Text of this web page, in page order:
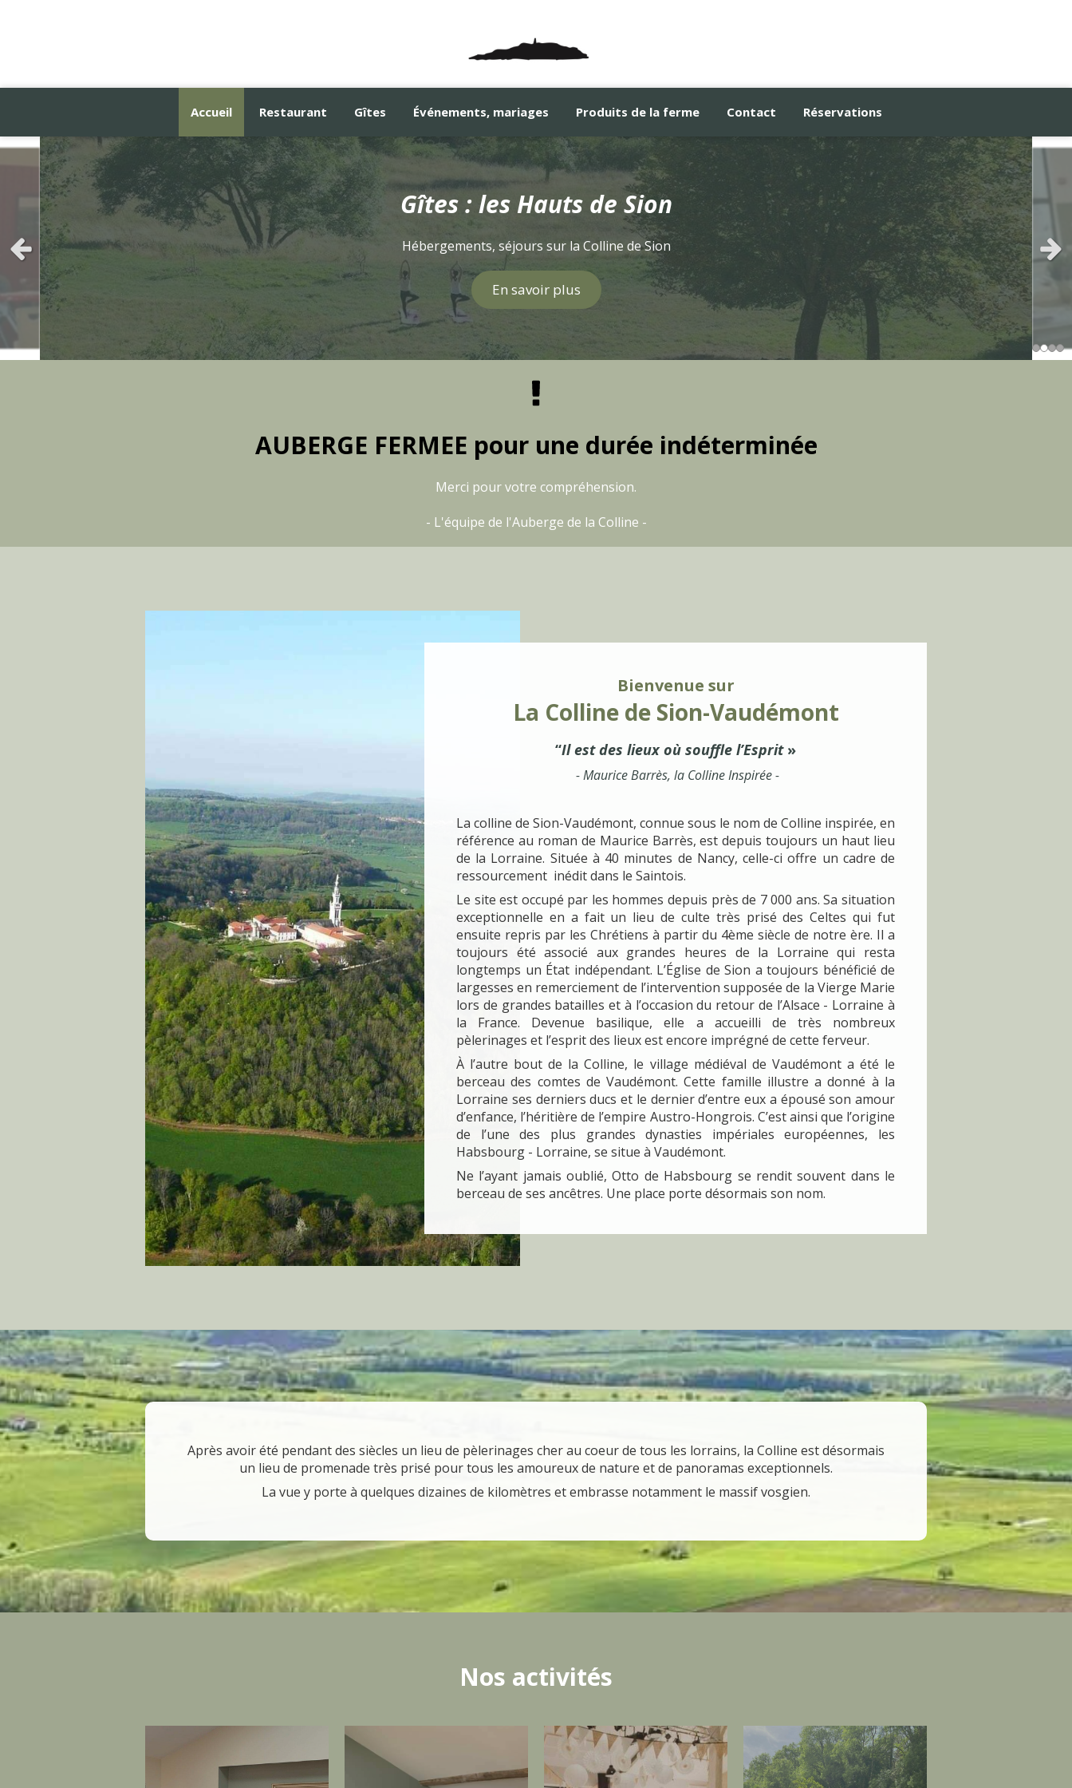
Accueil Restaurant Gîtes Événements, mariages Produits de la ferme Contact Réservations
Pour vos mariages et événements professionnels
Slide précédent
AUBERGE FERMEE pour une durée indéterminée
Merci pour votre compréhension.
- L'équipe de l'Auberge de la Colline -
Bienvenue sur
La Colline de Sion-Vaudémont
‘‘Il est des lieux où souffle l’Esprit »
- Maurice Barrès, la Colline Inspirée -
La colline de Sion-Vaudémont, connue sous le nom de Colline inspirée, en
référence au roman de Maurice Barrès, est depuis toujours un haut lieu
de la Lorraine. Située à 40 minutes de Nancy, celle-ci offre un cadre de
ressourcement inédit dans le Saintois.
Le site est occupé par les hommes depuis près de 7 000 ans. Sa situation
exceptionnelle en a fait un lieu de culte très prisé des Celtes qui fut
ensuite repris par les Chrétiens à partir du 4ème siècle de notre ère. Il a
toujours été associé aux grandes heures de la Lorraine qui resta
longtemps un État indépendant. L’Église de Sion a toujours bénéficié de
largesses en remerciement de l’intervention supposée de la Vierge Marie
lors de grandes batailles et à l’occasion du retour de l’Alsace - Lorraine à
la France. Devenue basilique, elle a accueilli de très nombreux
pèlerinages et l’esprit des lieux est encore imprégné de cette ferveur.
À l’autre bout de la Colline, le village médiéval de Vaudémont a été le
berceau des comtes de Vaudémont. Cette famille illustre a donné à la
Lorraine ses derniers ducs et le dernier d’entre eux a épousé son amour
d’enfance, l’héritière de l’empire Austro-Hongrois. C’est ainsi que l’origine
de l’une des plus grandes dynasties impériales européennes, les
Habsbourg - Lorraine, se situe à Vaudémont.
Ne l’ayant jamais oublié, Otto de Habsbourg se rendit souvent dans le
berceau de ses ancêtres. Une place porte désormais son nom.
Après avoir été pendant des siècles un lieu de pèlerinages cher au coeur de tous les lorrains, la Colline est désormais
un lieu de promenade très prisé pour tous les amoureux de nature et de panoramas exceptionnels.
La vue y porte à quelques dizaines de kilomètres et embrasse notamment le massif vosgien.
Nos activités